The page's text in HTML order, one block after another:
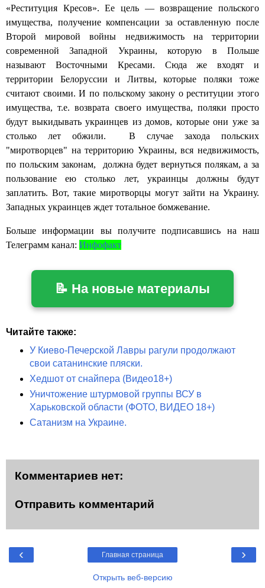
«Реституция Кресов». Ее цель — возвращение польского
имущества, получение компенсации за оставленную после
Второй мировой войны недвижимость на территории
современной Западной Украины, которую в Польше
называют Восточными Кресами. Сюда же входят и
территории Белоруссии и Литвы, которые поляки тоже
считают своими. И по польскому закону о реституции этого
имущества, т.е. возврата своего имущества, поляки просто
будут выкидывать украинцев из домов, которые они уже за
столько лет обжили. В случае захода польских
"миротворцев" на территорию Украины, вся недвижимость,
по польским законам, должна будет вернуться полякам, а за
пользование ею столько лет, украинцы должны будут
заплатить. Вот, такие миротворцы могут зайти на Украину.
Западных украинцев ждет тотальное бомжевание.
Больше информации вы получите подписавшись на наш
Телеграмм канал: Инфофакт
📝 На новые материалы
Читайте также:
У Киево-Печерской Лавры рагули продолжают
свои сатанинские пляски.
Хедшот от снайпера (Видео18+)
Уничтожение штурмовой группы ВСУ в
Харьковской области (ФОТО, ВИДЕО 18+)
Сатанизм на Украине.
Комментариев нет:
Отправить комментарий
‹ ›
Главная страница
Открыть веб-версию